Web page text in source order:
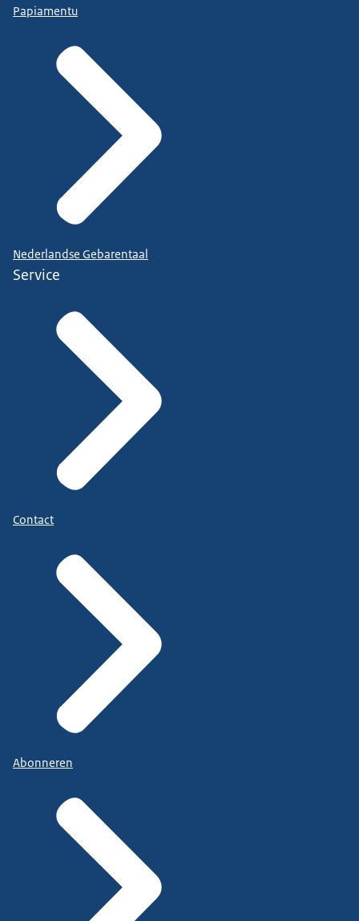
Papiamentu
Nederlandse Gebarentaal
Service
Contact
Abonneren